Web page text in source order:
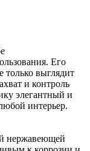
Его
выглядит
и контроль
элегантный и
интерьер.
нержавеющей